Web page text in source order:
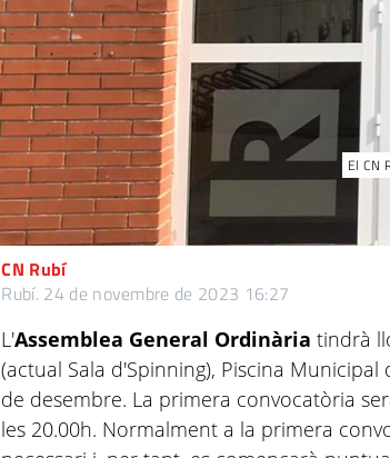
El CN
CN Rubí
Rubí. 24 de novembre de 2023 16:27
L'Assemblea General Ordinària tindrà
(actual Sala d'Spinning), Piscina Municipal
de desembre. La primera convocatòria
les 20.00h. Normalment a la primera